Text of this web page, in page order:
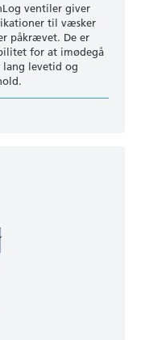
ventiler giver
til væsker
påkrævet. De er
for at imødegå
lang levetid og